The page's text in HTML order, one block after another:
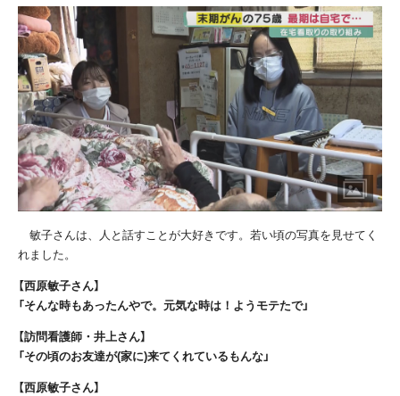
敏子さんは、人と話すことが大好きです。若い頃の写真を見せてく
れました。
【西原敏子さん】
「そんな時もあったんやで。元気な時は！ようモテたで」
【訪問看護師・井上さん】
「その頃のお友達が(家に)来てくれているもんな」
【西原敏子さん】